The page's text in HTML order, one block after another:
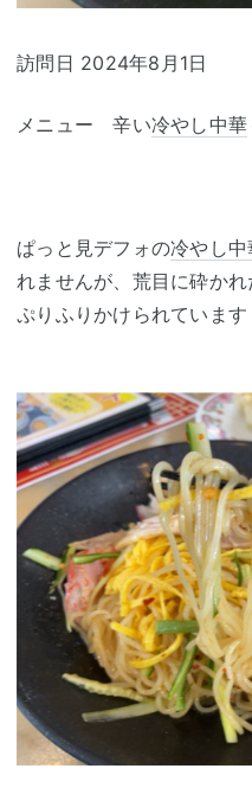
訪問日 2024年8月1日
メニュー 辛い冷やし中華
ぱっと見デフォの冷やし中
れませんが、荒目に砕か
ぷりふりかけられています